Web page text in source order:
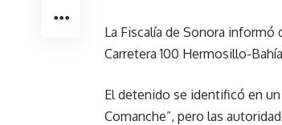
La Fiscalía de Sonora informó
Carretera 100 Hermosillo-
El detenido se identificó en
Comanche”, pero las